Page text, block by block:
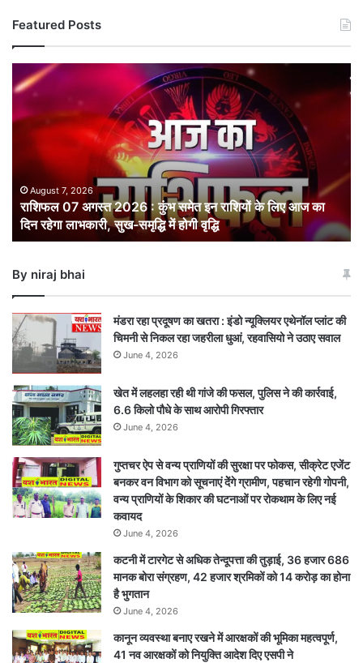
Featured Posts
राशिफल
07
2026
समेत
इन
राशियों
लिए
का
दिन
लाभकारी,
सुख-
समृद्धि
में
होगी
वृद्धि
August 7, 2026
राशिफल 07 अगस्त 2026 : कुंभ समेत इन राशियों के लिए आज का
दिन रहेगा लाभकारी, सुख-समृद्धि में होगी वृद्धि
By niraj bhai
मंडरा रहा प्रदूषण का खतरा : इंडो न्यूक्लियर एथेनॉल प्लांट की
चिमनी से निकल रहा जहरीला धुआं, रहवासियो ने उठाए सवाल
June 4, 2026
खेत में लहलहा रही थी गांजे की फसल, पुलिस ने की कार्रवाई,
6.6 किलो पौधे के साथ आरोपी गिरफ्तार
June 4, 2026
गुप्तचर ऐप से वन्य प्राणियों की सुरक्षा पर फोकस, सीक्रेट एजेंट
बनकर वन विभाग को सूचनाएं देेंगे ग्रामीण, पहचान रहेगी गोपनी,
वन्य प्राणियों के शिकार की घटनाओं पर रोकथाम के लिए नई
कवायद
June 4, 2026
कटनी में टारगेट से अधिक तेन्दूपत्ता की तुड़ाई, 36 हजार 686
मानक बोरा संग्रहण, 42 हजार श्रमिकों को 14 करोड़ का होना
है भुगतान
June 4, 2026
कानून व्यवस्था बनाए रखने में आरक्षकों की भूमिका महत्वपूर्ण,
41 नव आरक्षकों को नियुक्ति आदेश दिए एसपी ने